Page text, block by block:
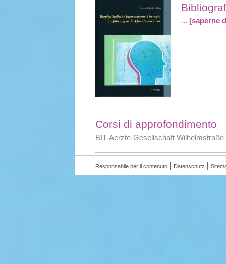
... [saperne
Corsi di approfondimento
BIT-Aerzte-Gesellschaft
Responsabile per il contenuto Datenschutz